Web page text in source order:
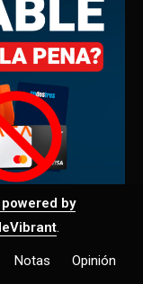
by
.
Notas Opinión